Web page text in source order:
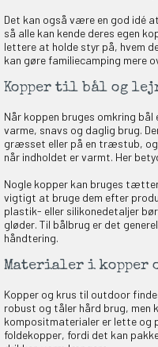
Det kan også være en god idé
så alle kan kende deres egen
lettere at holde styr på, hvem
kan gøre familiecamping mere
Kopper til bål og
Når koppen bruges omkring bål
varme, snavs og daglig brug.
græsset eller på en træstub,
når indholdet er varmt. Her
Nogle kopper kan bruges
vigtigt at bruge dem efter
plastik- eller silikonedetaljer
gløder. Til bålbrug er det
håndtering.
Materialer i kopper
Kopper og krus til outdoor
robust og tåler hård brug, men
kompositmaterialer er lette og
foldekopper, fordi det kan